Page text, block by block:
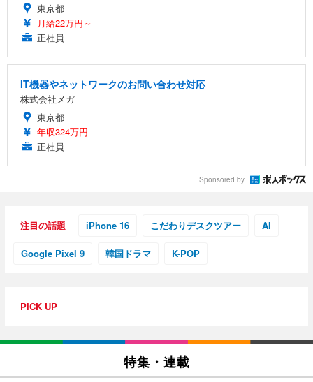
東京都
月給22万円～
正社員
IT機器やネットワークのお問い合わせ対応
株式会社メガ
東京都
年収324万円
正社員
Sponsored by
注目の話題 iPhone 16 こだわりデスクツアー AI
Google Pixel 9 韓国ドラマ K-POP
PICK UP
特集・連載